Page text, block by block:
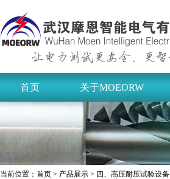
首页 关于MOEORW
当前位置： 首页 > 产品展示 > 四、高压耐压试验设备